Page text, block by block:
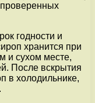
годности и
хранится при
и сухом месте,
После вскрытия
в холодильнике,